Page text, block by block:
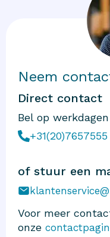
Neem
Direct contact
Bel op
+31(20)7657555
of stuur een
Voor meer
onze